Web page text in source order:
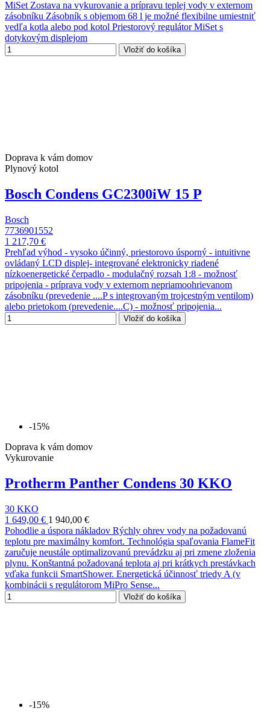
MiSet Zostava na vykurovanie a prípravu teplej vody v externom
zásobníku Zásobník s objemom 68 l je možné flexibilne umiestniť
vedľa kotla alebo pod kotol Priestorový regulátor MiSet s
dotykovým displejom
Vložiť do košíka
Doprava k vám domov
Plynový kotol
Bosch Condens GC2300iW 15 P
Bosch
7736901552
1 217,70 €
Prehľad výhod - vysoko účinný, priestorovo úsporný - intuitivne
ovládaný LCD displej- integrované elektronicky riadené
nízkoenergetické čerpadlo - modulačný rozsah 1:8 - možnosť
pripojenia - príprava vody v externom nepriamoohrievanom
zásobníku (prevedenie ....P s integrovaným trojcestným ventilom)
alebo prietokom (prevedenie....C) - možnosť pripojenia...
Vložiť do košíka
-15%
Doprava k vám domov
Vykurovanie
Protherm Panther Condens 30 KKO
30 KKO
1 649,00 € 1 940,00 €
Pohodlie a úspora nákladov Rýchly ohrev vody na požadovanú
teplotu pre maximálny komfort. Technológia spaľovania FlameFit
zaručuje neustále optimalizovanú prevádzku aj pri zmene zloženia
plynu. Konštantná požadovaná teplota aj pri krátkych prestávkach
vďaka funkcii SmartShower. Energetická účinnosť triedy A (v
kombinácii s regulátorom MiPro Sense...
Vložiť do košíka
-15%